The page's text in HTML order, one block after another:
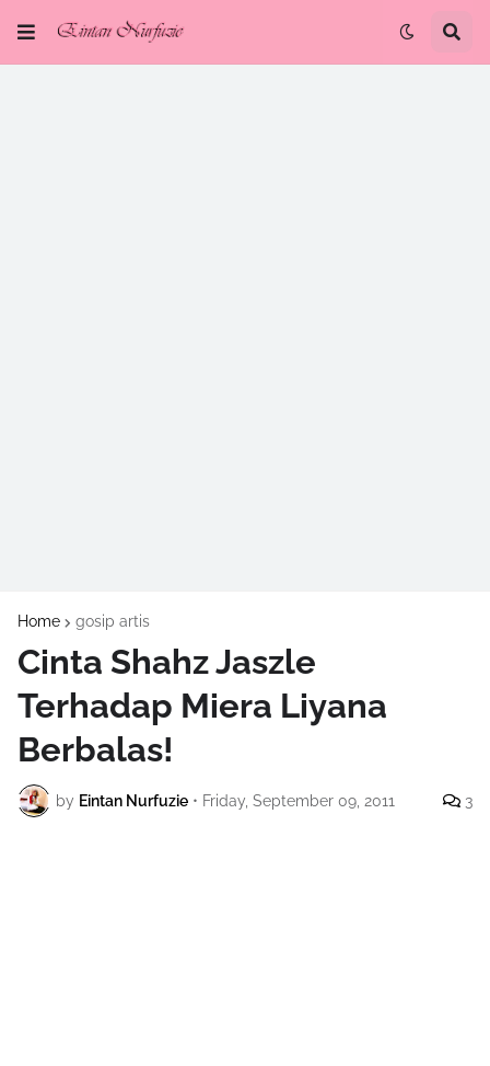
Home gosip artis
Cinta Shahz Jaszle
Terhadap Miera Liyana
Berbalas!
by Eintan Nurfuzie • Friday, September 09, 2011 3